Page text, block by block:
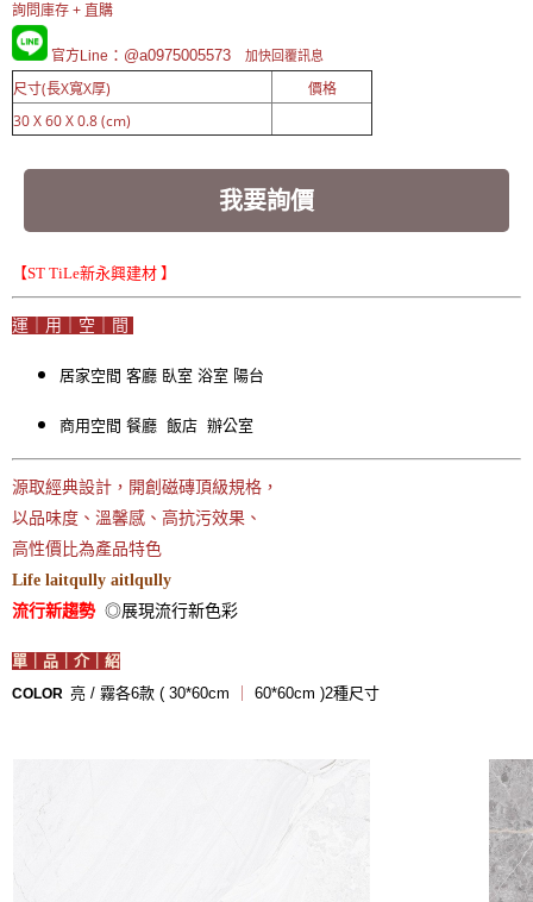
詢問庫存 + 直購
官方Line ：@a0975005573 加快回覆訊息
尺寸(長X寬X厚)
價格
30 X 60 X 0.8 (cm)
我要詢價
【ST TiLe新永興建材 】
運｜用｜空｜間
居家空間 客廳 臥室 浴室 陽台
商用空間 餐廳 飯店 辦公室
源取經典設計，開創磁磚頂級規格，
以品味度、溫馨感、高抗污效果、
高性價比為產品特色
Life laitqully aitlqully
流行新趨勢 ◎展現流行新色彩
單｜品｜介｜紹
COLOR 亮 / 霧各6款 ( 30*60cm 60*60cm )2種尺寸